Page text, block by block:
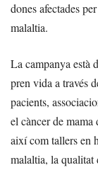
dones afectades
malaltia.
La campanya està
pren vida a través
pacients,
el càncer de mama
així com tallers en
malaltia, la qualitat